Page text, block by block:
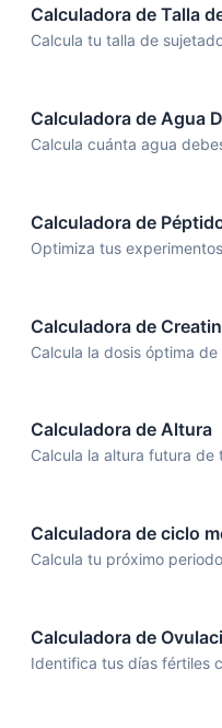
Calculadora de Talla
Calcula tu talla de
Calculadora de Agua
Calcula cuánta agua
Calculadora de
Optimiza tus
Calculadora de
Calcula la dosis óptima
Calculadora de Altura
Calcula la altura futura de
Calculadora de ciclo
Calcula tu próximo
Calculadora de
Identifica tus días fértiles